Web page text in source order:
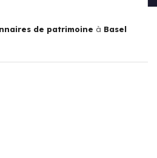
de patrimoine à Basel